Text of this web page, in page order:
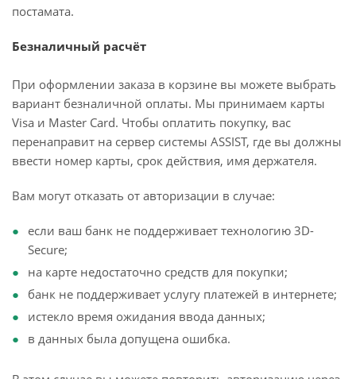
постамата.
Безналичный расчёт
При оформлении заказа в корзине вы можете выбрать
вариант безналичной оплаты. Мы принимаем карты
Visa и Master Card. Чтобы оплатить покупку, вас
перенаправит на сервер системы ASSIST, где вы должны
ввести номер карты, срок действия, имя держателя.
Вам могут отказать от авторизации в случае:
если ваш банк не поддерживает технологию 3D-
Secure;
на карте недостаточно средств для покупки;
банк не поддерживает услугу платежей в интернете;
истекло время ожидания ввода данных;
в данных была допущена ошибка.